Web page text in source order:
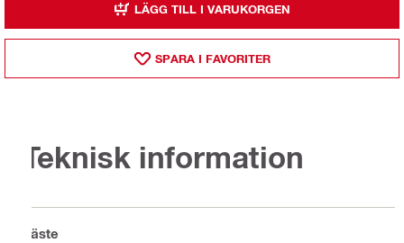
LÄGG TILL I VARUKORGEN
SPARA I FAVORITER
Teknisk information
Fäste